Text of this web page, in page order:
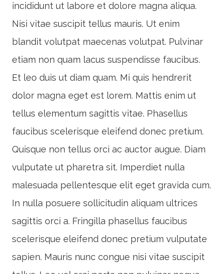
incididunt ut labore et dolore magna aliqua.
Nisi vitae suscipit tellus mauris. Ut enim
blandit volutpat maecenas volutpat. Pulvinar
etiam non quam lacus suspendisse faucibus.
Et leo duis ut diam quam. Mi quis hendrerit
dolor magna eget est lorem. Mattis enim ut
tellus elementum sagittis vitae. Phasellus
faucibus scelerisque eleifend donec pretium.
Quisque non tellus orci ac auctor augue. Diam
vulputate ut pharetra sit. Imperdiet nulla
malesuada pellentesque elit eget gravida cum.
In nulla posuere sollicitudin aliquam ultrices
sagittis orci a. Fringilla phasellus faucibus
scelerisque eleifend donec pretium vulputate
sapien. Mauris nunc congue nisi vitae suscipit